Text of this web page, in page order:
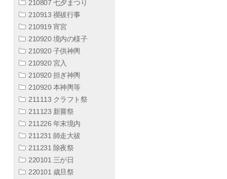
210807 七夕まつり
210913 禊祓行事
210919 宵宮
210920 境内の様子
210920 子供神輿
210920 宮入
210920 担ぎ神輿
210920 本神輿等
211113 クラフト祭
211123 新嘗祭
211226 年末境内
211231 師走大祓
211231 除夜祭
220101 三が日
220101 歳旦祭